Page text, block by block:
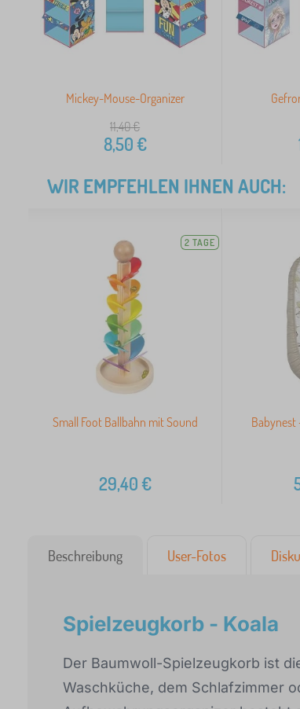
Mickey-Mouse-Organizer
11,40€
8,50€
WIR EMPFEHLEN IHNEN AUCH:
2 TAGE
Small Foot Ballbahn mit Sound
29,40€
Beschreibung User-Fotos
Spielzeugkorb - Koala
Der Baumwoll-Spielzeugkorb ist
Waschküche, dem Schlafzimmer